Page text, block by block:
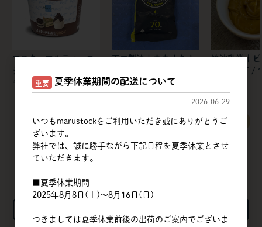
マスターマルティーニ
ジャパン | ブルネッ
ラ・クロク ドバイJP
不二製油 | カカオクオ
筑波乳業 | ピ
ペーストT /
すべてのおすすめ商品を見る
重要 夏季休業期間の配送について
2026-06-29
いつもmarustockをご利用いただき誠にありがとうご
ざいます。
弊社では、誠に勝手ながら下記日程を夏季休業とさせ
ていただきます。
■夏季休業期間
2025年8月8日(土)～8月16日(日)
つきましては夏季休業前後の出荷のご案内でございま